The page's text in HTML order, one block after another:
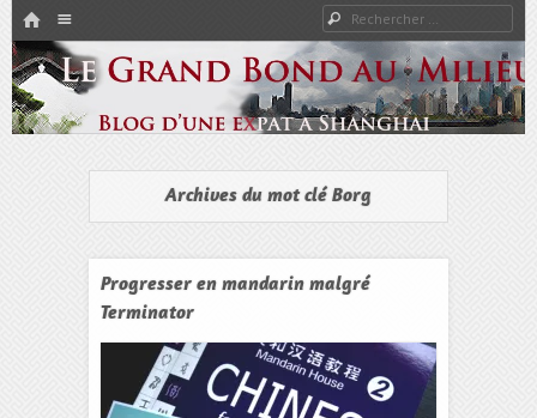
HOME
PASSER AU CONTENU
Rechercher
Le Grand Bond Au Milieu
Expat à Shanghai en famille – Vivre en Chine – Blog
Archives du mot clé Borg
Progresser en mandarin malgré
Terminator